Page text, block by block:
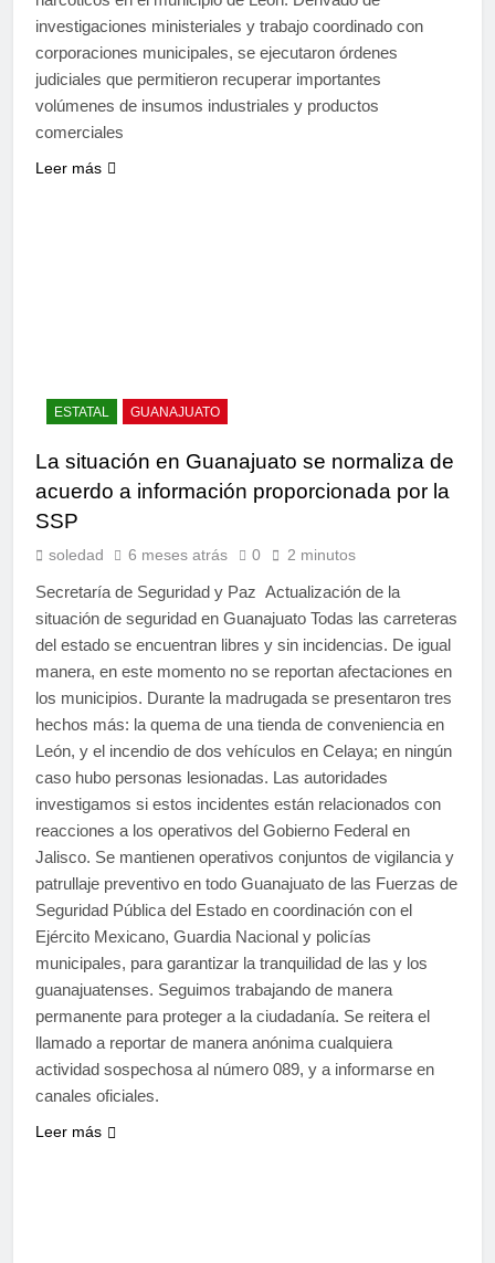
investigaciones ministeriales y trabajo coordinado con
corporaciones municipales, se ejecutaron órdenes
judiciales que permitieron recuperar importantes
volúmenes de insumos industriales y productos
comerciales
Leer más
ESTATAL GUANAJUATO
La situación en Guanajuato se normaliza de
acuerdo a información proporcionada por la
SSP
soledad 6 meses atrás 0 2 minutos
Secretaría de Seguridad y Paz Actualización de la
situación de seguridad en Guanajuato Todas las carreteras
del estado se encuentran libres y sin incidencias. De igual
manera, en este momento no se reportan afectaciones en
los municipios. Durante la madrugada se presentaron tres
hechos más: la quema de una tienda de conveniencia en
León, y el incendio de dos vehículos en Celaya; en ningún
caso hubo personas lesionadas. Las autoridades
investigamos si estos incidentes están relacionados con
reacciones a los operativos del Gobierno Federal en
Jalisco. Se mantienen operativos conjuntos de vigilancia y
patrullaje preventivo en todo Guanajuato de las Fuerzas de
Seguridad Pública del Estado en coordinación con el
Ejército Mexicano, Guardia Nacional y policías
municipales, para garantizar la tranquilidad de las y los
guanajuatenses. Seguimos trabajando de manera
permanente para proteger a la ciudadanía. Se reitera el
llamado a reportar de manera anónima cualquiera
actividad sospechosa al número 089, y a informarse en
canales oficiales.
Leer más